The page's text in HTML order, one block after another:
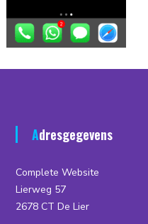
Adresgegevens
Complete Website
Lierweg 57
2678 CT De Lier